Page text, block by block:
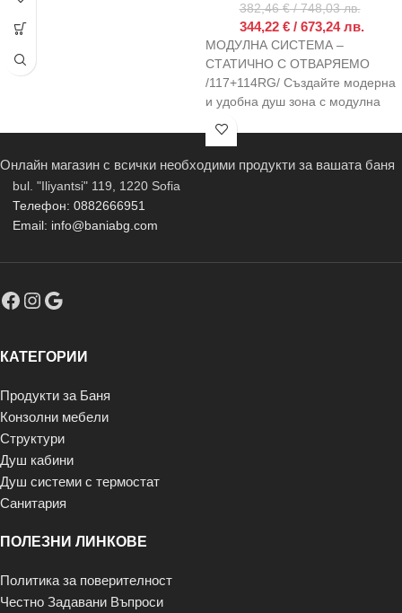
382,46€/ 748,03 лв.
344,22 €/ 673,24 лв.
МОДУЛНА СИСТЕМА –
СТАТИЧНО С ОТВАРЯЕМО
/117+114RG/ Създайте модерна
и удобна душ зона с модулна
система 117+114RG – стилно
Онлайн магазин с всички необходими продукти за вашата баня
bul. "Iliyantsi" 119, 1220 Sofia
Телефон: 0882666951
Email: info@baniabg.com
КАТЕГОРИИ
Продукти за Баня
Конзолни мебели
Структури
Душ кабини
Душ системи с термостат
Санитария
ПОЛЕЗНИ ЛИНКОВЕ
Политика за поверителност
Честно Задавани Въпроси